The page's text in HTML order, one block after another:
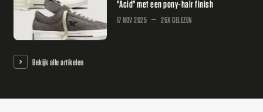
"Acid" met een pony-hair finish
17 NOV 2025 25X GELEZEN
Bekijk alle artikelen